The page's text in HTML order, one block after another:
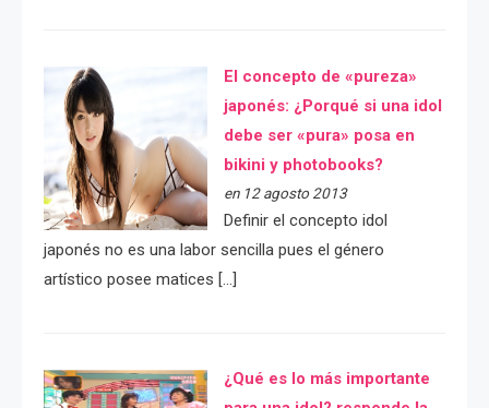
El concepto de «pureza»
japonés: ¿Porqué si una idol
debe ser «pura» posa en
bikini y photobooks?
en 12 agosto 2013
Definir el concepto idol
japonés no es una labor sencilla pues el género
artístico posee matices […]
¿Qué es lo más importante